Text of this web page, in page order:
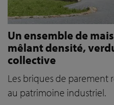
Un ensemble de
mêlant densité,
collective
Les briques de
au patrimoine industriel.